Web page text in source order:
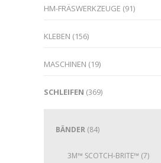
HM-FRÄSWERKZEUGE (91)
KLEBEN (156)
MASCHINEN (19)
SCHLEIFEN (369)
BÄNDER (84)
3M™ SCOTCH-BRITE™ (7)